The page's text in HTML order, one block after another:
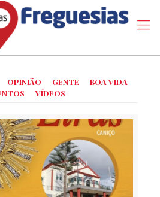
OPINIÃO GENTE
BOA VIDA
VÍDEOS